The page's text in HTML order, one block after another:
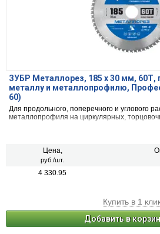
ЗУБР Металлорез, 185 х 30 мм, 60Т,
металлу и металлопрофилю,
60)
Для продольного, поперечного и углового
металлопрофиля на циркулярных,
Цена,
руб./шт.
4 330.95
Купить в 1
Добавить в